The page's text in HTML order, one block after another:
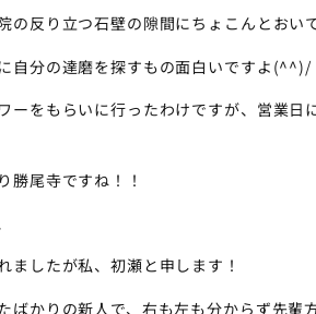
の反り立つ石壁の隙間にちょこんとおい
自分の達磨を探すもの面白いですよ(^^)/
ーをもらいに行ったわけですが、営業日
勝尾寺ですね！！
ましたが私、初瀬と申します！
ばかりの新人で、右も左も分からず先